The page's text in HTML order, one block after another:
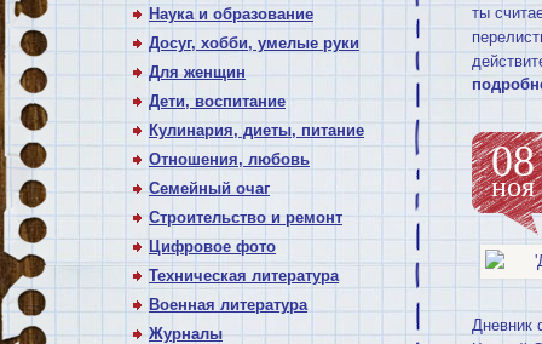
Наука и образование
Досуг, хобби, умелые руки
Для женщин
Дети, воспитание
Кулинария, диеты, питание
Отношения, любовь
Семейный очаг
Строительство и ремонт
Цифровое фото
Техническая литература
Военная литература
Журналы
ты
08
ноя
Дневник